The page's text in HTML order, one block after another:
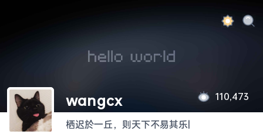
wangcx
栖迟於一丘，则天下不易其乐|
110,473